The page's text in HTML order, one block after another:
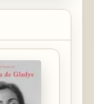
el
¿Lo